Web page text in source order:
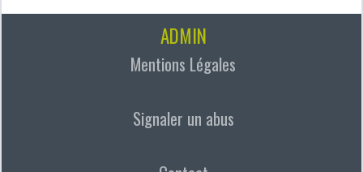
ADMIN
Mentions Légales
Signaler un abus